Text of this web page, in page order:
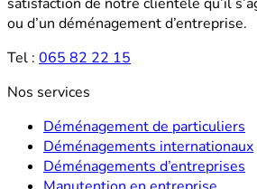
ou d’un déménagement d’entreprise.
Tel : 065 82 22 15
Nos services
Déménagement de particuliers
Déménagements internationaux
Déménagements d’entreprises